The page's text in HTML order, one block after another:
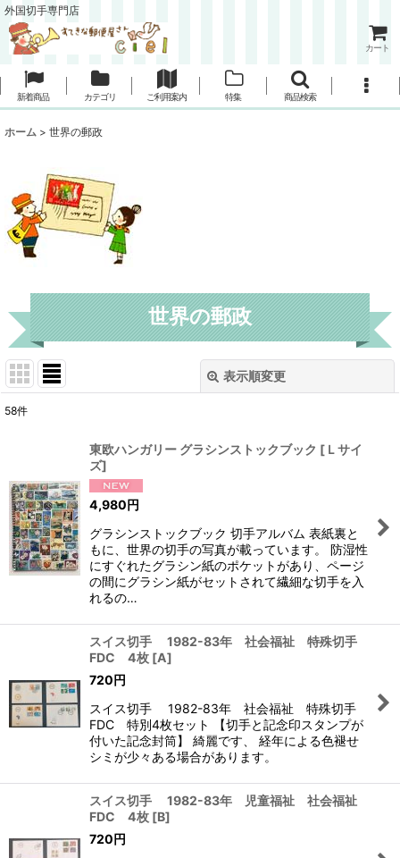
外国切手専門店
カート
新着商品 カテゴリ ご利用案内 特集 商品検索
ホーム > 世界の郵政
世界の郵政
表示順変更
並び順:
絞り込む
58件
東欧ハンガリー グラシンストックブック [ Ｌサイ
ズ]
4,980円
グラシンストックブック 切手アルバム 表紙裏と
もに、世界の切手の写真が載っています。 防湿性
にすぐれたグラシン紙のポケットがあり、ページ
の間にグラシン紙がセットされて繊細な切手を入
れるの…
スイス切手 1982-83年 社会福祉 特殊切手
FDC 4枚 [A]
720円
スイス切手 1982-83年 社会福祉 特殊切手
FDC 特別4枚セット 【切手と記念印スタンプが
付いた記念封筒】 綺麗です、 経年による色褪せ
シミが少々ある場合があります。
スイス切手 1982-83年 児童福祉 社会福祉
FDC 4枚 [B]
720円